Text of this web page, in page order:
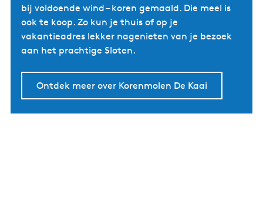
bij voldoende wind – koren gemaald. Die meel is
ook te koop. Zo kun je thuis of op je
vakantieadres lekker nagenieten van je bezoek
aan het prachtige Sloten.
Ontdek meer over Korenmolen De Kaai